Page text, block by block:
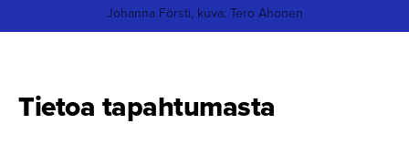
Johanna Försti, kuva: Tero Ahonen
Tietoa tapahtumasta